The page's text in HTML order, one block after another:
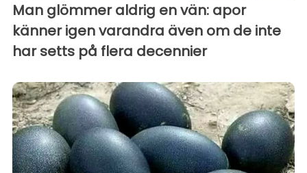
Man glömmer aldrig en vän: apor
känner igen varandra även om de inte
har setts på flera decennier